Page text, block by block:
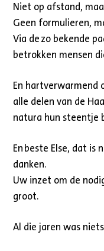
Niet op afstand,
Geen formulieren,
Via de zo bekende
betrokken mensen
En hartverwarmend
alle delen van de
natura hun steentje
En beste Else, dat is
danken.
Uw inzet om de
groot.
Al die jaren was